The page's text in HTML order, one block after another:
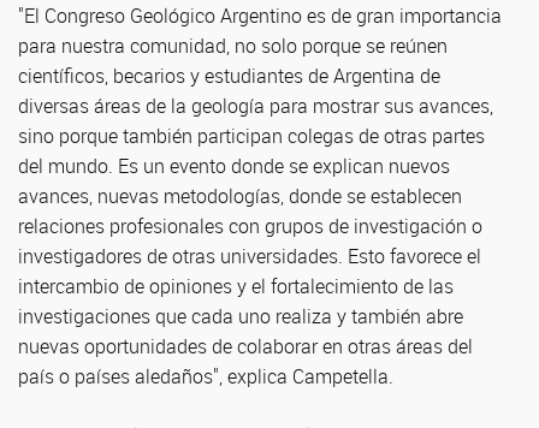
"El Congreso Geológico Argentino es de gran importancia
para nuestra comunidad, no solo porque se reúnen
científicos, becarios y estudiantes de Argentina de
diversas áreas de la geología para mostrar sus avances,
sino porque también participan colegas de otras partes
del mundo. Es un evento donde se explican nuevos
avances, nuevas metodologías, donde se establecen
relaciones profesionales con grupos de investigación o
investigadores de otras universidades. Esto favorece el
intercambio de opiniones y el fortalecimiento de las
investigaciones que cada uno realiza y también abre
nuevas oportunidades de colaborar en otras áreas del
país o países aledaños", explica Campetella.